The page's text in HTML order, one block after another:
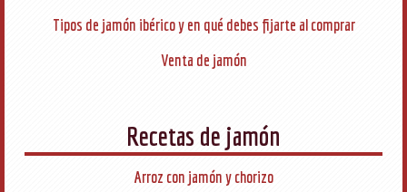
Tipos de jamón ibérico y en qué debes fijarte al comprar
Venta de jamón
Recetas de jamón
Arroz con jamón y chorizo